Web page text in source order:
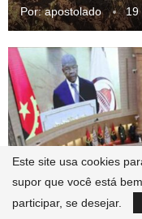
Por:apostolado 19
Nacional Política
DEPOIS DE
Este site usa cookies
supor que você está
participar, se desejar.